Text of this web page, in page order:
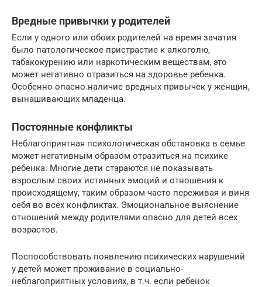
Вредные привычки у родителей
Если у одного или обоих родителей на время зачатия
было патологическое пристрастие к алкоголю,
табакокурению или наркотическим веществам, это
может негативно отразиться на здоровье ребенка.
Особенно опасно наличие вредных привычек у женщин,
вынашивающих младенца.
Постоянные конфликты
Неблагоприятная психологическая обстановка в семье
может негативным образом отразиться на психике
ребенка. Многие дети стараются не показывать
взрослым своих истинных эмоций и отношения к
происходящему, таким образом часто переживая и виня
себя во всех конфликтах. Эмоциональное выяснение
отношений между родителями опасно для детей всех
возрастов.
Поспособствовать появлению психических нарушений
у детей может проживание в социально-
неблагоприятных условиях, в т.ч. если ребенок